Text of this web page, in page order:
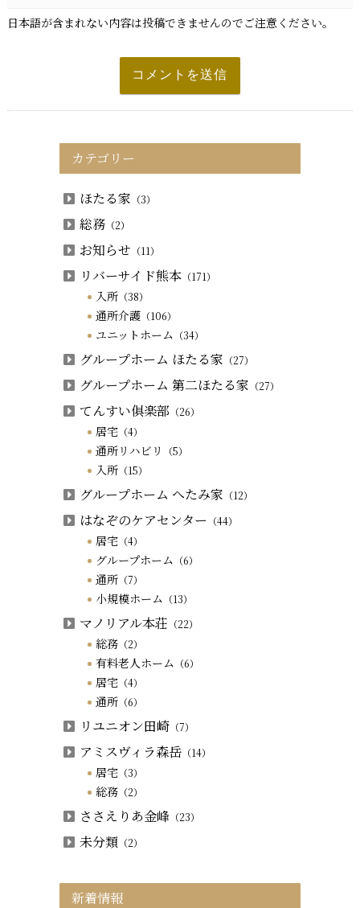
日本語が含まれない内容は投稿できませんのでご注意ください。
カテゴリー
ほたる家 （3）
総務（2）
お知らせ （11）
リバーサイド熊本（171）
入所（38）
通所介護（106）
ユニットホーム （34）
グループホーム ほたる家 （27）
グループホーム 第二ほたる家 （27）
てんすい俱楽部 （26）
居宅（4）
通所リハビリ （5）
入所（15）
グループホーム へたみ家 （12）
はなぞのケアセンター （44）
居宅（4）
グループホーム （6）
通所（7）
小規模ホーム （13）
マノリアル本荘 （22）
総務（2）
有料老人ホーム （6）
居宅（4）
通所（6）
リユニオン田崎（7）
アミスヴィラ森岳（14）
居宅（3）
総務（2）
ささえりあ金峰（23）
未分類（2）
新着情報